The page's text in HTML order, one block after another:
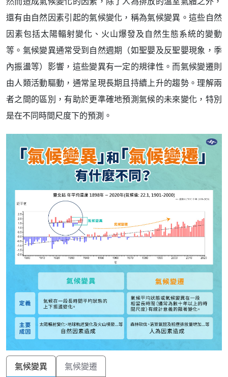
還有由自然因素引起的氣候變化，稱為氣候變異。這些自然
因素包括太陽輻射變化、火山爆發及自然生態系統的變動
等。氣候變異通常受到自然週期（如聖嬰及反聖嬰現象，季
內振盪等）影響，這些變異有一定的規律性。而氣候變遷則
由人類活動驅動，通常呈現長期且持續上升的趨勢。理解兩
者之間的區別，有助於更準確地預測氣候的未來變化，特別
是在不同時間尺度下的預測。
氣候變異 氣候變遷